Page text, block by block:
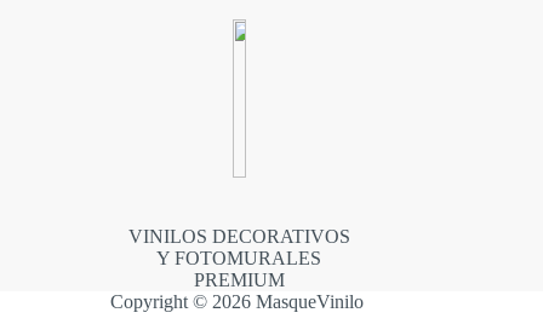
VINILOS DECORATIVOS
Y FOTOMURALES
PREMIUM
Copyright © 2026 MasqueVinilo